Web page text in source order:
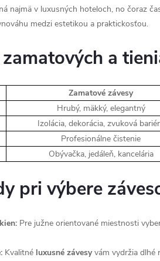
najmä v luxusných hoteloch, no čoraz
medzi estetikou a praktickosťou.
a
Zamatové závesy
Hrubý, mäkký, elegantný
Izolácia, dekorácia, zvuková
Profesionálne čistenie
Obývačka, jedáleň, kancelária
pri výbere
Pre južne orientované miestnosti
Kvalitné luxusné závesyvám vydržia dlhé